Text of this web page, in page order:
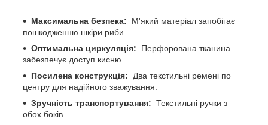
Максимальна безпека: М'який матеріал запобігає
пошкодженню шкіри риби.
Оптимальна циркуляція: Перфорована тканина
забезпечує доступ кисню.
Посилена конструкція: Два текстильні ремені по
центру для надійного зважування.
Зручність транспортування: Текстильні ручки з
обох боків.